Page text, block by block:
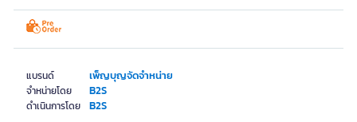
แบรนด์ เพ็ญบุญจัดจำหน่าย
จำหน่ายโดย B2S
ดำเนินการโดย B2S